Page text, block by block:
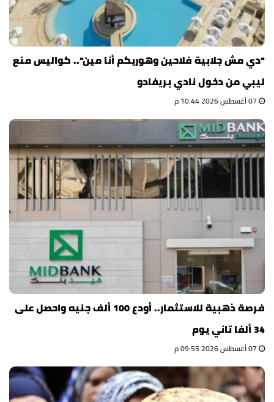
"دي مش جلابية فلاحين وهوريكم أنا مين".. كواليس منع
ليبي من دخول نادي بريفادو
فرصة ذهبية للاستثمار.. أودع 100 ألف جنيه واحصل على
34 ألفا تاني يوم